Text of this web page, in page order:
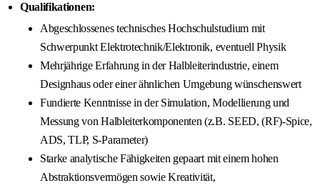
Qualifikationen:
Abgeschlossenes technisches Hochschulstudium mit
Schwerpunkt Elektrotechnik/Elektronik, eventuell Physik
Mehrjährige Erfahrung in der Halbleiterindustrie, einem
Designhaus oder einer ähnlichen Umgebung wünschenswert
Fundierte Kenntnisse in der Simulation, Modellierung und
Messung von Halbleiterkomponenten (z.B. SEED, (RF)-Spice,
ADS, TLP, S-Parameter)
Starke analytische Fähigkeiten gepaart mit einem hohen
Abstraktionsvermögen sowie Kreativität,